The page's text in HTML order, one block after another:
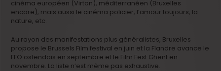
cinéma européen (Virton), méditerranéen (Bruxelles
encore), mais aussi le cinéma policier, l’amour toujours, la
nature, etc.
Au rayon des manifestations plus généralistes, Bruxelles
propose le Brussels Film festival en juin et la Flandre avance le
FFO ostendais en septembre et le Film Fest Ghent en
novembre. La liste n’est même pas exhaustive.